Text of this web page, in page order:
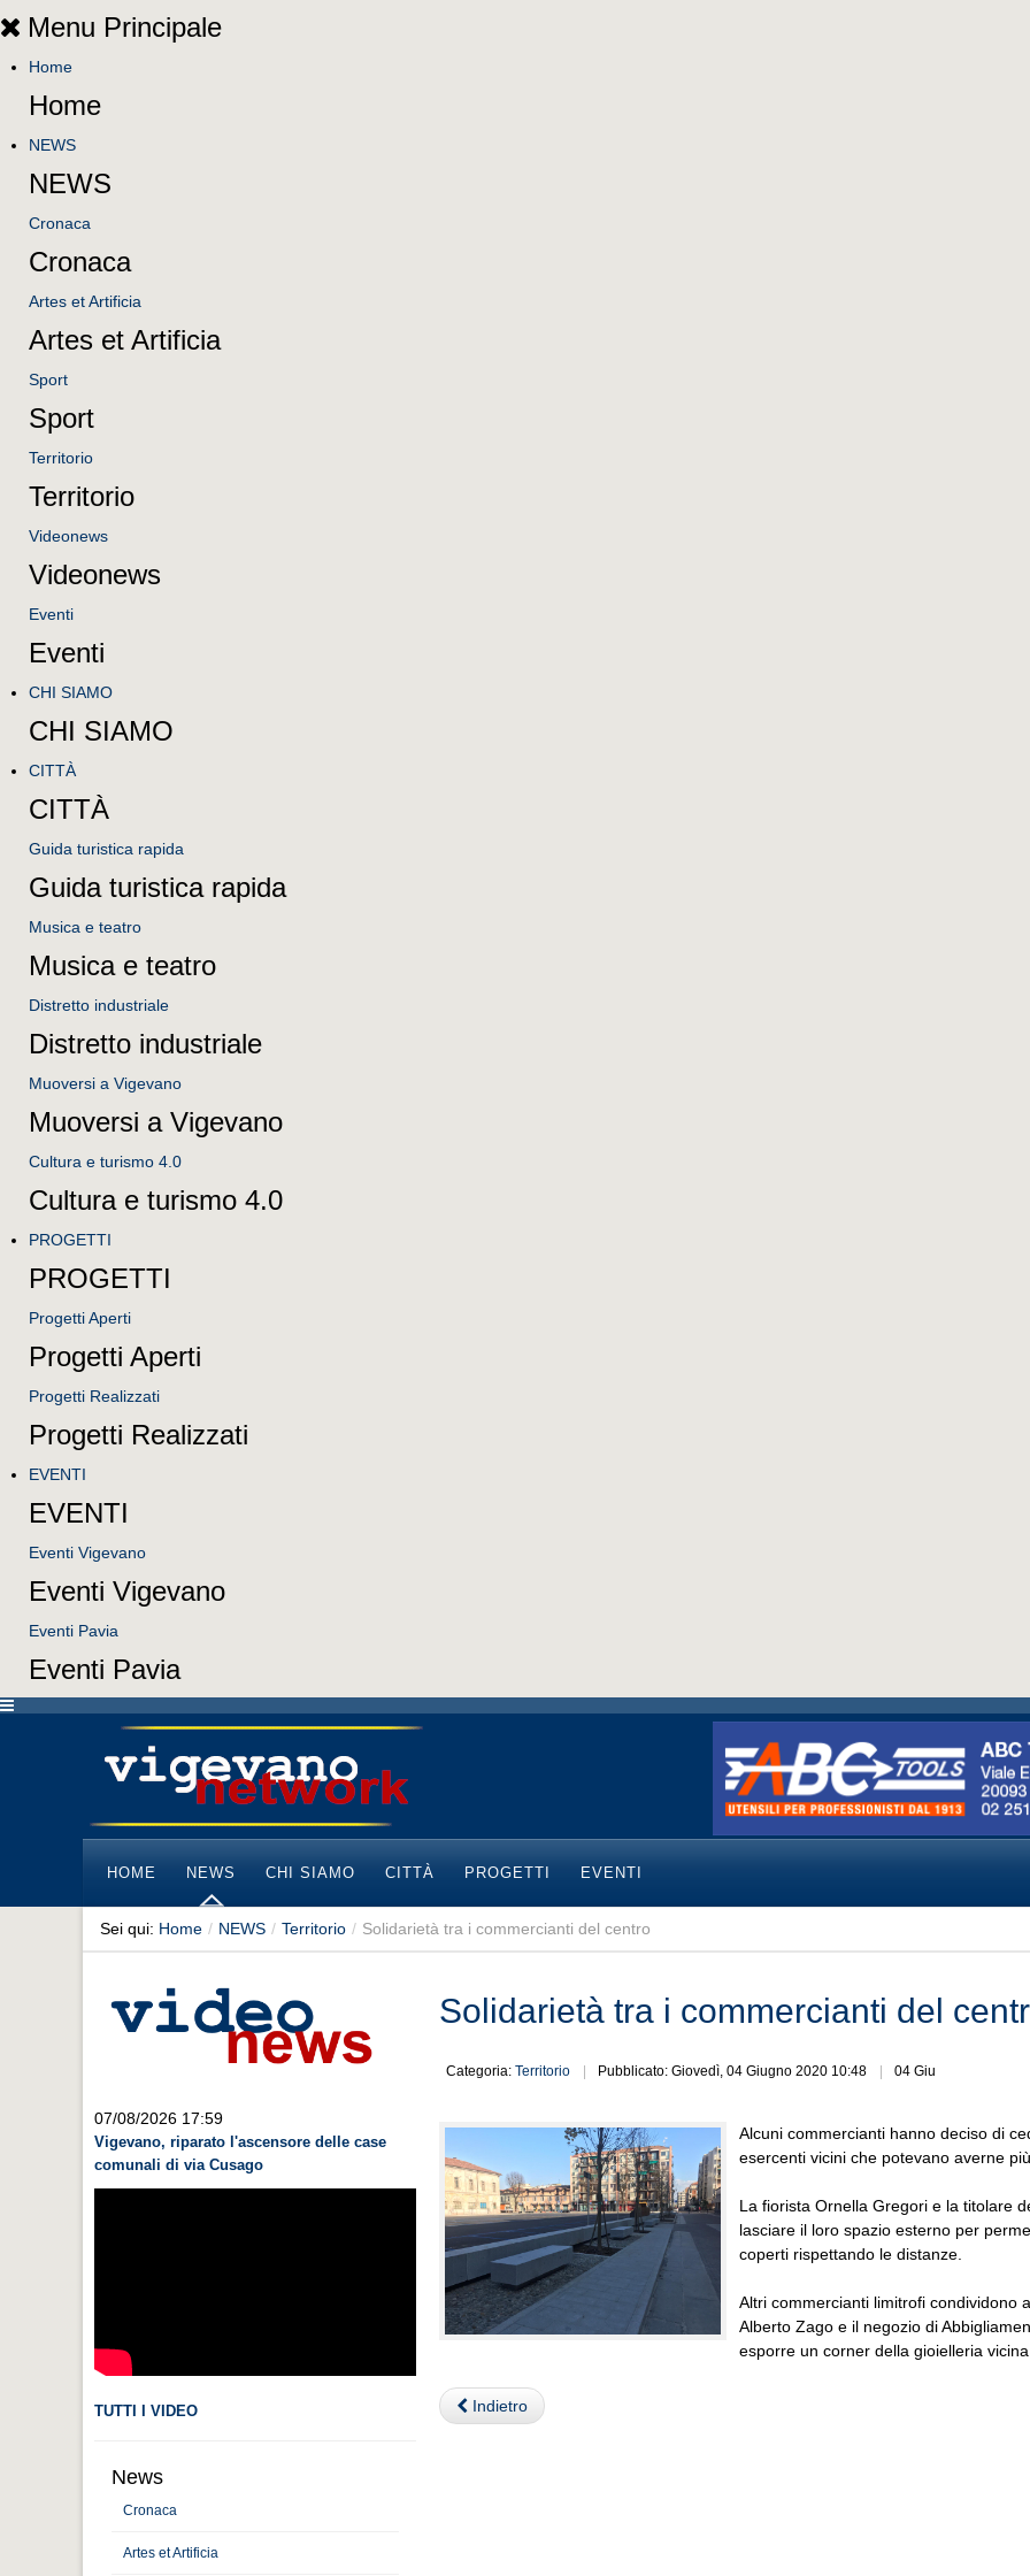
Menu Principale
Home
Home
NEWS
NEWS
Cronaca
Cronaca
Artes et Artificia
Artes et Artificia
Sport
Sport
Territorio
Territorio
Videonews
Videonews
Eventi
Eventi
CHI SIAMO
CHI SIAMO
CITTÀ
CITTÀ
Guida turistica rapida
Guida turistica rapida
Musica e teatro
Musica e teatro
Distretto industriale
Distretto industriale
Muoversi a Vigevano
Muoversi a Vigevano
Cultura e turismo 4.0
Cultura e turismo 4.0
PROGETTI
PROGETTI
Progetti Aperti
Progetti Aperti
Progetti Realizzati
Progetti Realizzati
EVENTI
EVENTI
Eventi Vigevano
Eventi Vigevano
Eventi Pavia
Eventi Pavia
HOME NEWS CHI SIAMO CITTÀ PROGETTI EVENTI
Sei qui: Home / NEWS / Territorio / Solidarietà tra i commercianti del centro
07/08/2026 17:59
Vigevano, riparato l'ascensore delle case
comunali di via Cusago
TUTTI I VIDEO
News
Cronaca
Artes et Artificia
Solidarietà tra i commercianti del
Categoria: Territorio Pubblicato: Giovedì, 04 Giugno 2020 10:48 04 Giu
Alcuni commercianti hanno deciso di
esercenti vicini che potevano averne
La fiorista Ornella Gregori e la titolare
lasciare il loro spazio esterno per
coperti rispettando le distanze.
Altri commercianti limitrofi condividono
Alberto Zago e il negozio di
esporre un corner della gioielleria
Indietro